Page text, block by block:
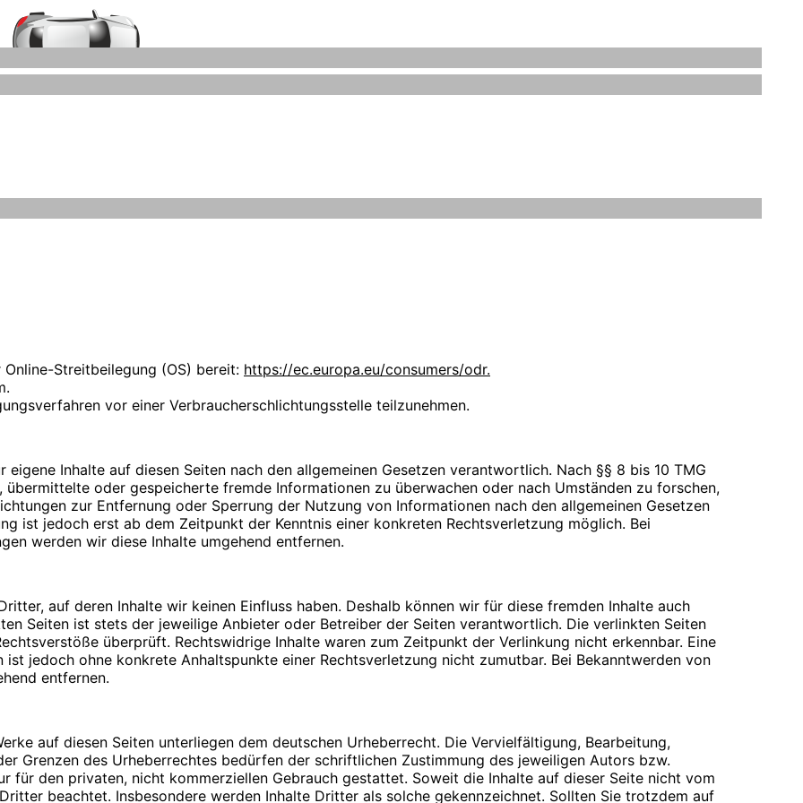
Auto-Ankauf-Zeitz.de
können Marken- oder Warenzeichen im Besitze ihrer rechtlichen Eigentümer sein. Die Rechte aller
ausschließlich bei deren Besitzern.
Daten zu informieren.
Durch die Verwendung von Cookies wird die Nutzung von Webseiten für den Nutzer vereinfacht.
fehlerfrei aufrufbar. Diese Gründe stellen auch das berechtigte Interesse für diese
Nutzung von Cookies zu Analysezwecken wird in einem anderen Punkt behandelt). Gängige Browser
Sie können Ihren Browser so einstellen, dass Sie über das Setzen von Cookies informiert werden
Cookies ausschließen oder das automatische Löschen der Cookies beim Schließen des Browser
dieser Website ohne Einschränkungen zugreifen können, wenn Sie entsprechende
Name, Vorname und E-Mail Adresse. Diese Daten verwenden wir ausschließlich für die o.g.
die im Zuge der Nutzung des Kontaktformulars oder der Übersendung einer E-Mail übermittelt
Streitbeilegung (OS) bereit: https://ec.europa.eu/consumers/odr.
vor einer Verbraucherschlichtungsstelle teilzunehmen.
Inhalte auf diesen Seiten nach den allgemeinen Gesetzen verantwortlich. Nach §§ 8 bis 10 TMG
oder gespeicherte fremde Informationen zu überwachen oder nach Umständen zu forschen,
zur Entfernung oder Sperrung der Nutzung von Informationen nach den allgemeinen Gesetzen
ist jedoch erst ab dem Zeitpunkt der Kenntnis einer konkreten Rechtsverletzung möglich. Bei
werden wir diese Inhalte umgehend entfernen.
auf deren Inhalte wir keinen Einfluss haben. Deshalb können wir für diese fremden Inhalte auch
Seiten ist stets der jeweilige Anbieter oder Betreiber der Seiten verantwortlich. Die verlinkten Seiten
überprüft. Rechtswidrige Inhalte waren zum Zeitpunkt der Verlinkung nicht erkennbar. Eine
jedoch ohne konkrete Anhaltspunkte einer Rechtsverletzung nicht zumutbar. Bei Bekanntwerden von
entfernen.
auf diesen Seiten unterliegen dem deutschen Urheberrecht. Die Vervielfältigung, Bearbeitung,
Grenzen des Urheberrechtes bedürfen der schriftlichen Zustimmung des jeweiligen Autors bzw.
für den privaten, nicht kommerziellen Gebrauch gestattet. Soweit die Inhalte auf dieser Seite nicht vom
beachtet. Insbesondere werden Inhalte Dritter als solche gekennzeichnet. Sollten Sie trotzdem auf